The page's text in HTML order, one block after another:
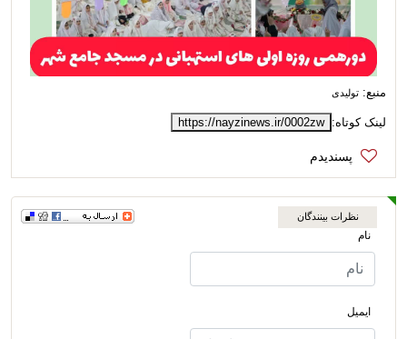
منبع: تولیدی
لینک کوتاه: https://nayzinews.ir/0002zw
نظرات بینندگان
نام
ایمیل